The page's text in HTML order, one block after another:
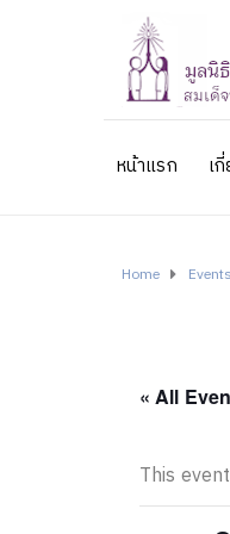
หน้าแรก เ
Home Events
« All
This